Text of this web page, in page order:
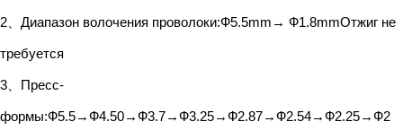
2、Диапазон волочения проволоки:Ф5.5mm→ Ф1.8mmОтжиг не
требуется
3、Пресс-
формы:Ф5.5→Ф4.50→Ф3.7→Ф3.25→Ф2.87→Ф2.54→Ф2.25→Ф2